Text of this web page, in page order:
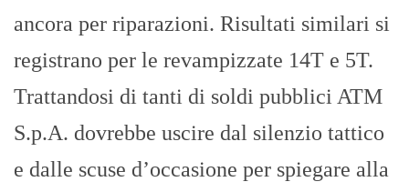
ancora per riparazioni. Risultati similari si
registrano per le revampizzate 14T e 5T.
Trattandosi di tanti di soldi pubblici ATM
S.p.A. dovrebbe uscire dal silenzio tattico
e dalle scuse d’occasione per spiegare alla